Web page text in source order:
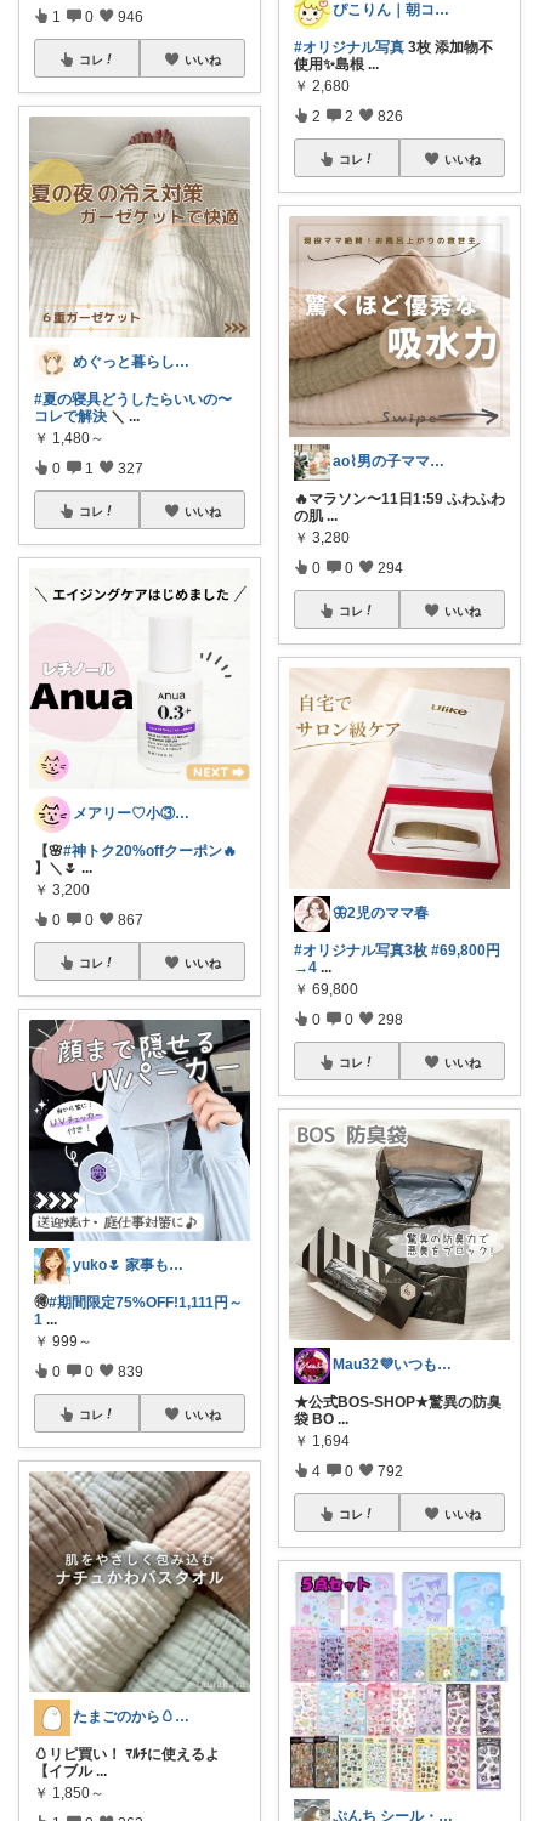
1 0 946
コレ いいね
めぐっと暮らし🍋朝コレ&いいね周り
#夏の寝具どうしたらいいの〜
コレで解決 ＼ ...
￥ 1,480～
0 1 327
コレ いいね
メアリー♡小③女の子のママ•᎑•ꕤ
【🌸#神トク20%offクーポン🔥
】＼🌷 ...
￥ 3,200
0 0 867
コレ いいね
yuko🌷 家事も育児もちょっとラクに
🉐#期間限定75%OFF!1,111円～
1 ...
￥ 999～
0 0 839
コレ いいね
たまごのから🥚ラクに暮らす┊︎育児
🥚リピ買い！ ﾏﾙﾁに使えるよ
【イブル ...
￥ 1,850～
ぴこりん｜朝コレ｜良いものを長く🌿
#オリジナル写真 3枚 添加物不
使用✨島根 ...
￥ 2,680
2 2 826
コレ いいね
ao⌇男の子ママの暮らし
🔥マラソン〜11日1:59 ふわふわ
の肌 ...
￥ 3,280
0 0 294
コレ いいね
🦋2児のママ春
#オリジナル写真3枚 #69,800円
→4 ...
￥ 69,800
0 0 298
コレ いいね
Mau32💜いつも有難うございます😊
★公式BOS-SHOP★驚異の防臭
袋 BO ...
￥ 1,694
4 0 792
コレ いいね
ぷんち シール・ファンシー雑貨多め